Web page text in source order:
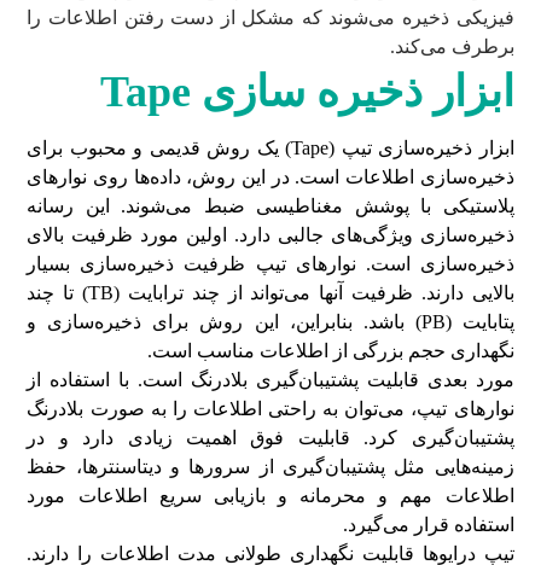
فیزیکی ذخیره می‌شوند که مشکل از دست رفتن اطلاعات را
برطرف می‌کند.
ابزار ذخیره سازی Tape
ابزار ذخیره‌سازی تیپ (Tape) یک روش قدیمی و محبوب برای
ذخیره‌سازی اطلاعات است. در این روش، داده‌ها روی نوارهای
پلاستیکی با پوشش مغناطیسی ضبط می‌شوند. این رسانه
ذخیره‌سازی ویژگی‌های جالبی دارد. اولین مورد ظرفیت بالای
ذخیره‌سازی است. نوارهای تیپ ظرفیت ذخیره‌سازی بسیار
بالایی دارند. ظرفیت آنها می‌تواند از چند ترابایت (TB) تا چند
پتابایت (PB) باشد. بنابراین، این روش برای ذخیره‌سازی و
نگهداری حجم بزرگی از اطلاعات مناسب است.
مورد بعدی قابلیت پشتیبان‌گیری بلادرنگ است. با استفاده از
نوارهای تیپ، می‌توان به راحتی اطلاعات را به صورت بلادرنگ
پشتیبان‌گیری کرد. قابلیت فوق اهمیت زیادی دارد و در
زمینه‌هایی مثل پشتیبان‌گیری از سرورها و دیتاسنترها، حفظ
اطلاعات مهم و محرمانه و بازیابی سریع اطلاعات مورد
استفاده قرار می‌گیرد.
تیپ درایوها قابلیت نگهداری طولانی مدت اطلاعات را دارند.